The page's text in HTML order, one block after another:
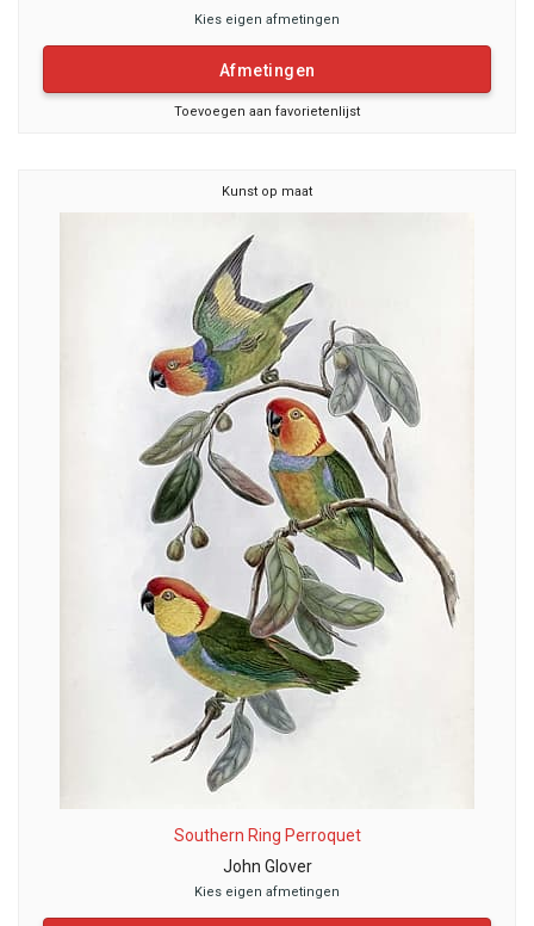
Kies eigen afmetingen
Afmetingen
Toevoegen aan favorietenlijst
Kunst op maat
Southern Ring Perroquet
John Glover
Kies eigen afmetingen